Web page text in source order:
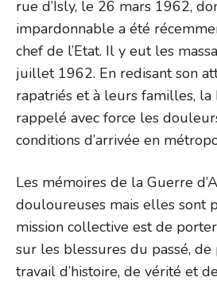
rue d’Isly, le 26 mars 1962,
impardonnable a été
chef de l’Etat. Il y eut les
juillet 1962. En redisant son
rapatriés et à leurs familles,
rappelé avec force les
conditions d’arrivée en
Les mémoires de la Guerre
douloureuses mais elles sont
mission collective est de
sur les blessures du passé,
travail d’histoire, de vérité et